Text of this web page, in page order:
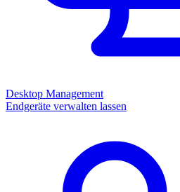
Desktop Management
Endgeräte verwalten lassen